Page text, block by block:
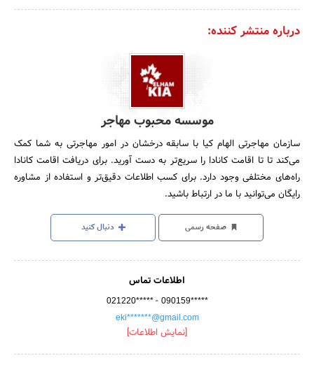
درباره منتشر کننده:
موسسه محبوب مهاجر
سازمان مهاجرتی الهام کیا با سابقه درخشان در امور مهاجرتی به شما کمک
می‌کند تا تا اقامت کانادا را سریع‌تر به دست آورید. برای دریافت اقامت کانادا
راه‌های مختلفی وجود دارد. برای کسب اطلاعات دقیق‌تر و استفاده از مشاوره
رایگان می‌توانید با ما در ارتباط باشید.
صفحه رسمی دنبال کنید
اطلاعات تماس
021220***** - 090159*****
eki*******@gmail.com
[نمایش اطلاعات]